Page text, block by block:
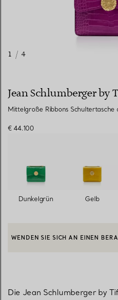
1 / 4
Jean Schlumberger by
Mittelgroße Ribbons Schultertasche
€ 44.100
Dunkelgrün Gelb
EINEN KUNDENBERATER
WENDEN SIE SICH AN EINEN
Die Jean Schlumberger by